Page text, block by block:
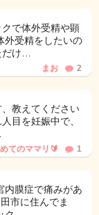
で体外受精や顕
外受精をしたいの
け…
まお 2
教えてください
目を妊娠中で、
てのママリ🔰 1
内膜症で痛みがあ
市に住んでま